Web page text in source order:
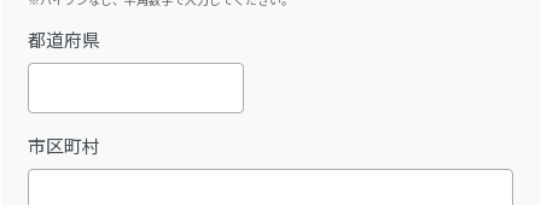
都道府県
市区町村